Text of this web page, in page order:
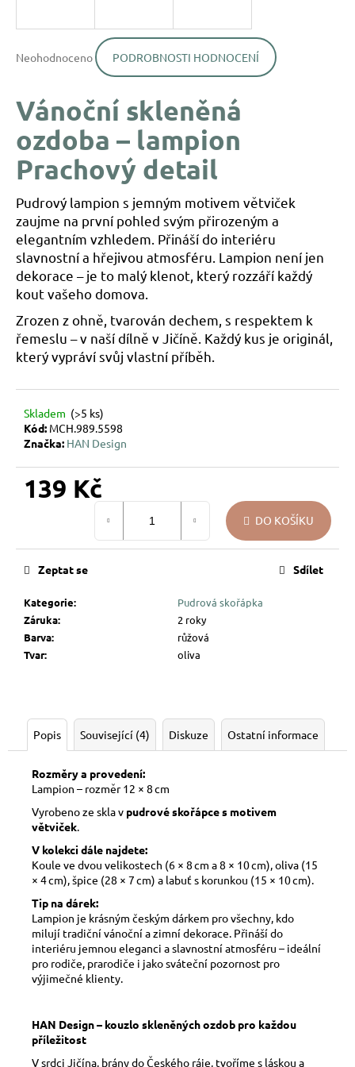
hodnocení
0,0
5
hvězdiček.
Neohodnoceno PODROBNOSTI HODNOCENÍ
Vánoční skleněná
ozdoba – lampion
Prachový detail
Pudrový lampion s jemným motivem větviček
zaujme na první pohled svým přirozeným a
elegantním vzhledem. Přináší do interiéru
slavnostní a hřejivou atmosféru. Lampion není jen
dekorace – je to malý klenot, který rozzáří každý
kout vašeho domova.
Zrozen z ohně, tvarován dechem, s respektem k
řemeslu – v naší dílně v Jičíně. Každý kus je originál,
který vypráví svůj vlastní příběh.
Skladem (>5 ks)
Kód: MCH.989.5598
Značka: HAN Design
139 Kč
DO KOŠÍKU
Kategorie:
Pudrová skořápka
Záruka:
2 roky
Barva:
růžová
Tvar: oliva
Zeptat se Sdílet
Popis Související (4) Diskuze Ostatní informace
Rozměry a provedení:
Lampion – rozměr 12 × 8 cm
Vyrobeno ze skla v pudrové skořápce s motivem
větviček.
V kolekci dále najdete:
Koule ve dvou velikostech (6 × 8 cm a 8 × 10 cm), oliva (15
× 4 cm), špice (28 × 7 cm) a labuť s korunkou (15 × 10 cm).
Tip na dárek:
Lampion je krásným českým dárkem pro všechny, kdo
milují tradiční vánoční a zimní dekorace. Přináší do
interiéru jemnou eleganci a slavnostní atmosféru – ideální
pro rodiče, prarodiče i jako sváteční pozornost pro
výjimečné klienty.
HAN Design – kouzlo skleněných ozdob pro každou
příležitost
V srdci Jičína, brány do Českého ráje, tvoříme s láskou a
í
?
D
o
p
o
r
u
č
j
e
m
e
VÁNOČNÍ
SKLENĚNÁ
PŘÍRODNÍ
KRESBA
Kč